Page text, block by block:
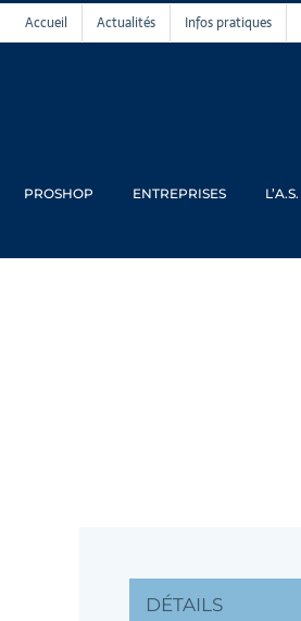
Accueil Actualités Infos pratiques
PROSHOP ENTREPRISES L’A.S.
DÉTAILS